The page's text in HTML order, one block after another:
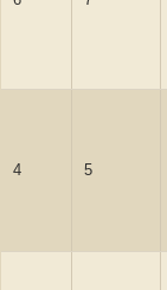
4 5